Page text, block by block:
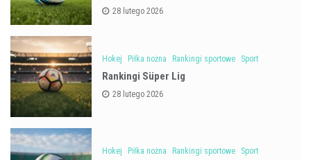
28 lutego 2026
Hokej Piłka nożna Rankingi sportowe Sport
Rankingi Süper Lig
28 lutego 2026
Hokej Piłka nożna Rankingi sportowe Sport